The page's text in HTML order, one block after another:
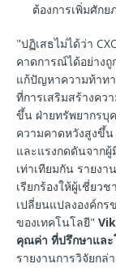
ต้องการเพิ่มศัก
"ปฏิเสธไม่ได้ว่า
คาดการณ์ได้อย่างถู
แก้ปัญหาความท้าท
ที่การเสริมสร้างค
ขึ้น ฝ่ายทรัพยากรบุ
ความคาดหวังสูงขึ้
และแรงกดดันจาก
เท่าเทียมกัน รายง
เรียกร้องให้ผู้เชี่ยว
เปลี่ยนแปลงองค์ก
ของเทคโนโลยี"
คุณค่า ที่ปรึกษาแล
รายงานการวิจัยกล่